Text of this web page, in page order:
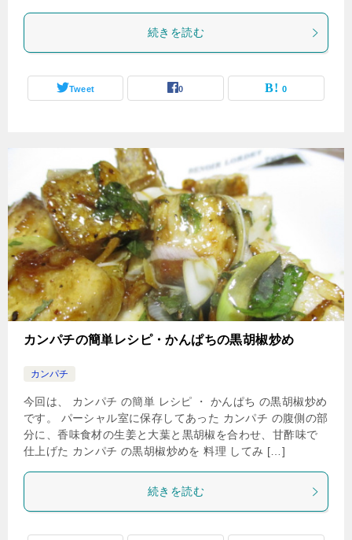
続きを読む
Tweet 0 0
カンパチの簡単レシピ・かんぱちの黒胡椒炒め
カンパチ
今回は、 カンパチ の簡単 レシピ ・ かんぱち の黒胡椒炒め
です。 パーシャル室に保存してあった カンパチ の腹側の部
分に、香味食材の生姜と大葉と黒胡椒を合わせ、甘酢味で
仕上げた カンパチ の黒胡椒炒めを 料理 してみ […]
続きを読む